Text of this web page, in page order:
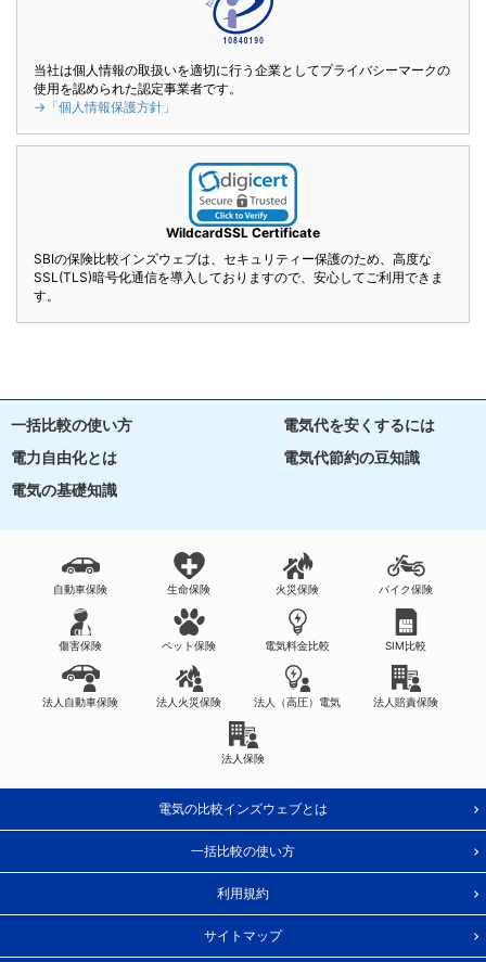
当社は個人情報の取扱いを適切に行う企業としてプライバシーマークの
使用を認められた認定事業者です。
→「個人情報保護方針」
WildcardSSL Certificate
SBIの保険比較インズウェブは、セキュリティー保護のため、高度な
SSL(TLS)暗号化通信を導入しておりますので、安心してご利用できま
す。
一括比較の使い方
電気代を安くするには
電力自由化とは
電気代節約の豆知識
電気の基礎知識
自動車保険 生命保険 火災保険 バイク保険
傷害保険 ペット保険 電気料金比較 SIM比較
法人自動車保険 法人火災保険 法人（高圧）電気 法人賠責保険
法人保険
電気の比較インズウェブとは
一括比較の使い方
利用規約
サイトマップ